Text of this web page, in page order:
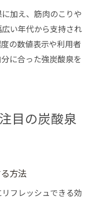
加え、筋肉のこりや
い年代から支持され
の数値表示や利用者
に合った強炭酸泉を
目の炭酸泉
方法
フレッシュできる効